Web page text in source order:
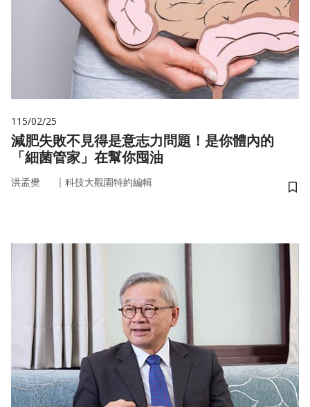
115/02/25
減肥失敗不見得是意志力問題！是你體內的
「細菌管家」在幫你囤油
洪孟樊 ｜ 科技大觀園特約編輯
儲